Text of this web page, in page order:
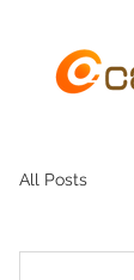
All Posts